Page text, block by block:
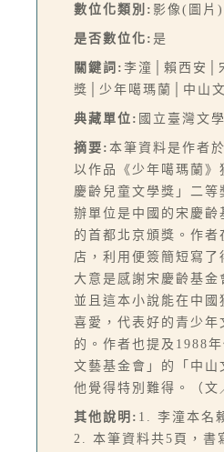
數位化類別: 影像(圖片)
是否數位化: 是
關鍵詞: 李潼│賴西安│
獎│少年噶瑪蘭│中山
典藏單位: 國立臺灣文
摘要: 本筆資料是作者
以作品《少年噶瑪蘭》
慶齡兒童文學獎」二等
辦單位是中國的宋慶齡
的首都北京頒獎。作者
店，利用便簽簡短寫了
大意是感謝宋慶齡基金
並且這本小說能在中國
喜愛，代表好的青少年
的。作者也提及1988
文藝基金會」的「中山
他覺得特別難得。（文
其他說明: 1. 李潼本名
2. 本筆資料共5頁，書